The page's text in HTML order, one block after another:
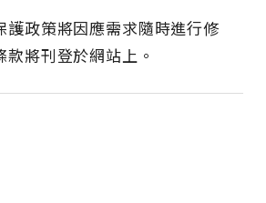
護政策將因應需求隨時進行修
款將刊登於網站上。